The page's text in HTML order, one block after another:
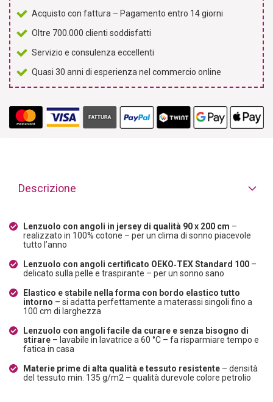
Acquisto con fattura – Pagamento entro 14 giorni
Oltre 700.000 clienti soddisfatti
Servizio e consulenza eccellenti
Quasi 30 anni di esperienza nel commercio online
Descrizione
Lenzuolo con angoli in jersey di qualità 90 x 200 cm –
realizzato in 100% cotone – per un clima di sonno piacevole
tutto l’anno
Lenzuolo con angoli certificato OEKO‑TEX Standard 100 –
delicato sulla pelle e traspirante – per un sonno sano
Elastico e stabile nella forma con bordo elastico tutto
intorno – si adatta perfettamente a materassi singoli fino a
100 cm di larghezza
Lenzuolo con angoli facile da curare e senza bisogno di
stirare – lavabile in lavatrice a 60 °C – fa risparmiare tempo e
fatica in casa
Materie prime di alta qualità e tessuto resistente – densità
del tessuto min. 135 g/m2 – qualità durevole colore petrolio